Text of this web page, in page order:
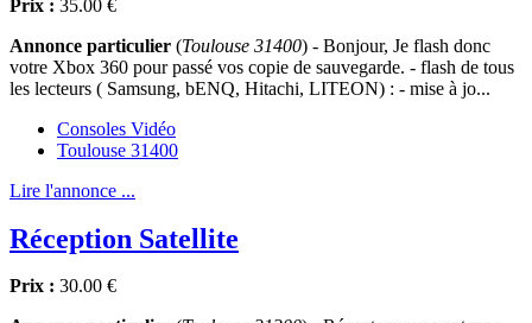
Prix : 35.00 €
Annonce particulier (Toulouse 31400) - Bonjour, Je flash donc
votre Xbox 360 pour passé vos copie de sauvegarde. - flash de tous
les lecteurs ( Samsung, bENQ, Hitachi, LITEON) : - mise à jo...
Consoles Vidéo
Toulouse 31400
Lire l'annonce ...
Réception Satellite
Prix : 30.00 €